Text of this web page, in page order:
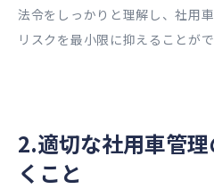
法令をしっかりと理解し、社用
リスクを最小限に抑えることがで
2.適切な社用車管
くこと